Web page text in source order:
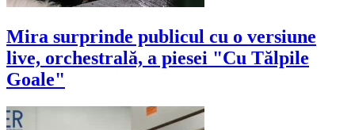
Mira surprinde publicul cu o versiune
live, orchestrală, a piesei "Cu Tălpile
Goale"